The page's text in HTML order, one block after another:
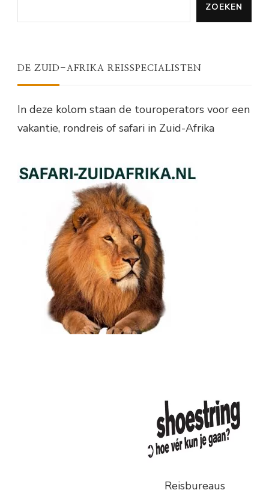
ZOEKEN
DE ZUID-AFRIKA REISSPECIALISTEN
In deze kolom staan de touroperators voor een
vakantie, rondreis of safari in Zuid-Afrika
Reisbureaus